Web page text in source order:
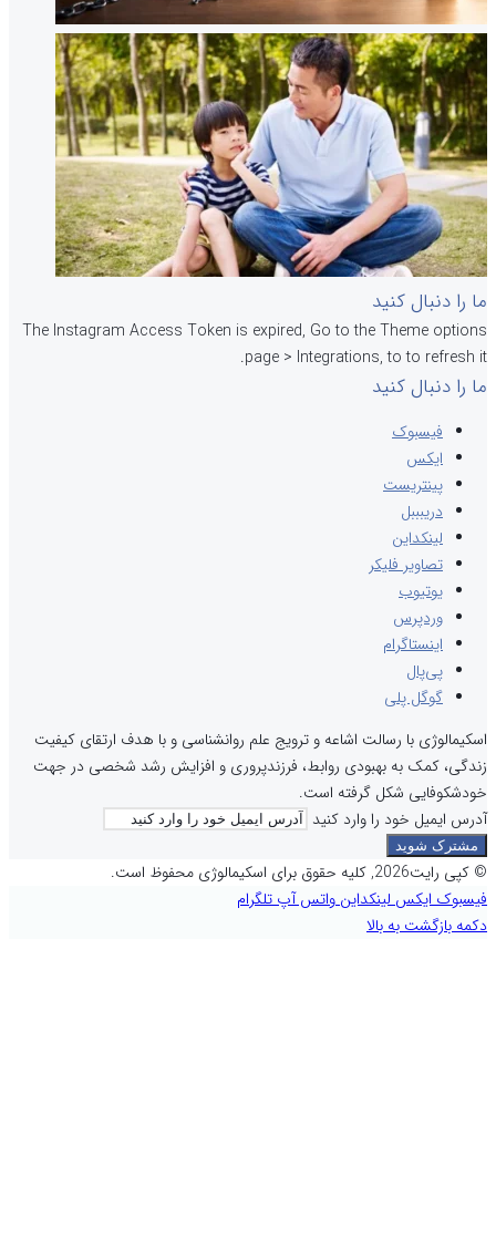
ما را دنبال کنید
The Instagram Access Token is expired, Go to the Theme options
page > Integrations, to to refresh it.
ما را دنبال کنید
فیسبوک
ایکس
پینتریست
دریبببل
لینکداین
تصاویر فلیکر
یوتیوب
وردپرس
اینستاگرام
پی‌پال
گوگل پلی
اسکیمالوژی با رسالت اشاعه و ترویج علم روانشناسی و با هدف ارتقای کیفیت
زندگی، کمک به بهبودی روابط، فرزندپروری و افزایش رشد شخصی در جهت
خودشکوفایی شکل گرفته است.
آدرس ایمیل خود را وارد کنید
© کپی رایت2026, کلیه حقوق برای اسکیمالوژی محفوظ است.
فیسبوکایکس لینکداین واتس آپتلگرام
دکمه بازگشت به بالا